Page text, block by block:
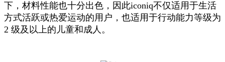
下，材料性能也十分出色，因此iconiq不仅适用于生活
方式活跃或热爱运动的用户，也适用于行动能力等级为
2 级及以上的儿童和成人。